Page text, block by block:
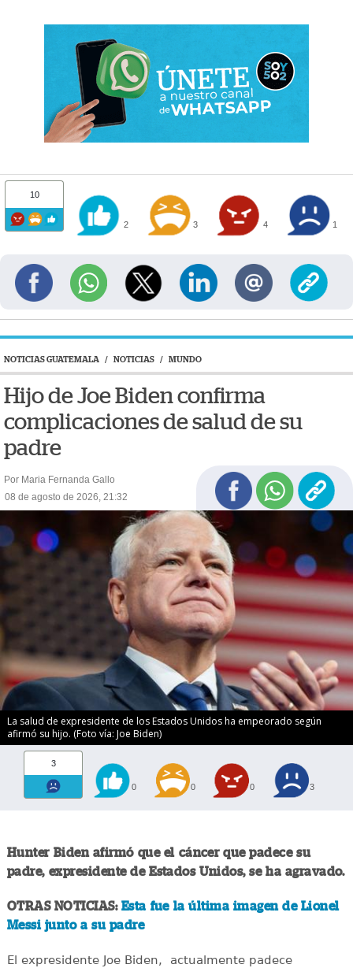
10
2 3 4 1
NOTICIAS GUATEMALA / NOTICIAS / MUNDO
Hijo de Joe Biden confirma
complicaciones de salud de su
padre
Por Maria Fernanda Gallo
08 de agosto de 2026, 21:32
La salud de expresidente de los Estados Unidos ha empeorado según
afirmó su hijo. (Foto vía: Joe Biden)
3
0 0 0 3
Hunter Biden afirmó que el cáncer que padece su
padre, expresidente de Estados Unidos, se ha agravado.
OTRAS NOTICIAS: Esta fue la última imagen de Lionel
Messi junto a su padre
El expresidente Joe Biden, actualmente padece